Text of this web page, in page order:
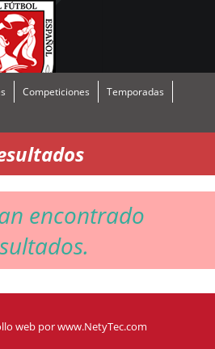
Competiciones
Temporadas
encontrado
web porwww.NetyTec.com